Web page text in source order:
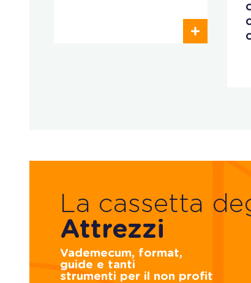
La cassetta
Attrezzi
Vademecum, format,
guide e tanti
strumenti per il non profit